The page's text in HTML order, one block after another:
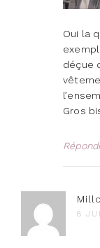
Oui la
déçue
Gros
8